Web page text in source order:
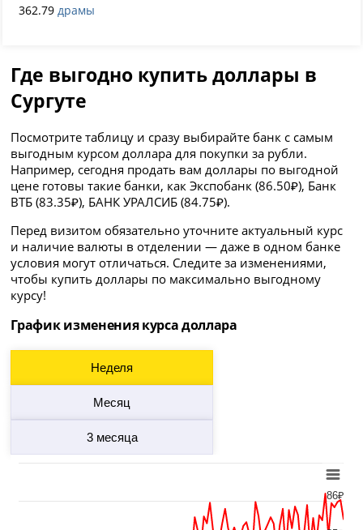
362.79драмы
Где выгодно купить доллары в
Сургуте
Посмотрите таблицу и сразу выбирайте банк с самым
выгодным курсом доллара для покупки за рубли.
Например, сегодня продать вам доллары по выгодной
цене готовы такие банки, как Экспобанк (86.50₽), Банк
ВТБ (83.35₽), БАНК УРАЛСИБ (84.75₽).
Перед визитом обязательно уточните актуальный курс
и наличие валюты в отделении — даже в одном банке
условия могут отличаться. Следите за изменениями,
чтобы купить доллары по максимально выгодному
курсу!
График изменения курса доллара
Неделя
Месяц
3 месяца
86₽